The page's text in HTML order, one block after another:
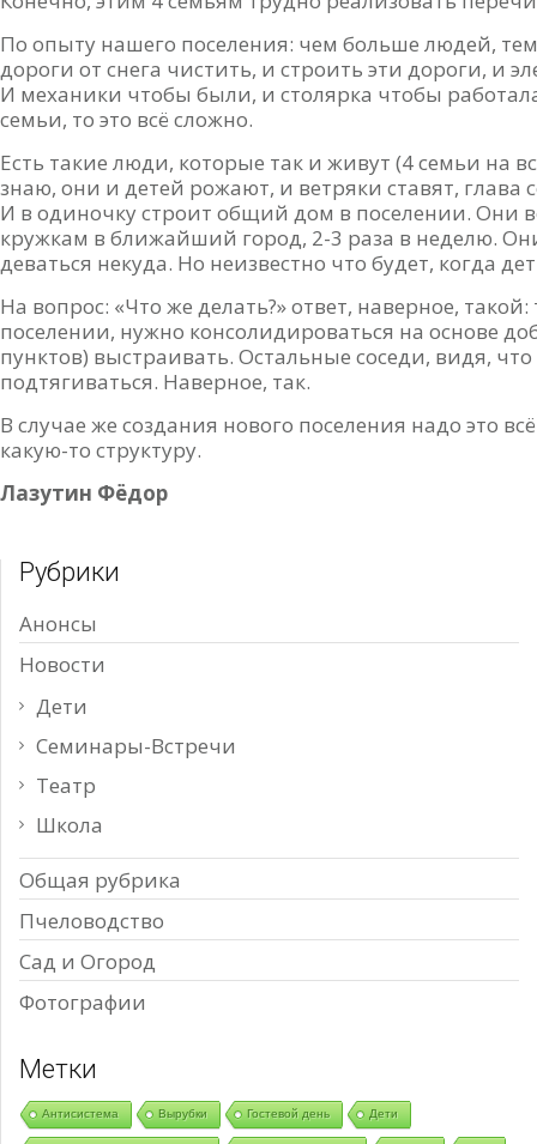
По опыту нашего поселения: чем больше людей,
дороги от снега чистить, и строить эти дороги, и
И механики чтобы были, и столярка чтобы
семьи, то это всё сложно.
Есть такие люди, которые так и живут (4 семьи на
знаю, они и детей рожают, и ветряки ставят, глава
И в одиночку строит общий дом в поселении. Они
кружкам в ближайший город, 2-3 раза в неделю.
деваться некуда. Но неизвестно что будет, когда
На вопрос: «Что же делать?» ответ, наверное,
поселении, нужно консолидироваться на основе
пунктов) выстраивать. Остальные соседи, видя,
подтягиваться. Наверное, так.
В случае же создания нового поселения надо это
какую-то структуру.
Лазутин Фёдор
Рубрики
Анонсы
Новости
Дети
Семинары-Встречи
Театр
Школа
Общая рубрика
Пчеловодство
Сад и Огород
Фотографии
Метки
Антисистема Вырубки Гостевой день Дети